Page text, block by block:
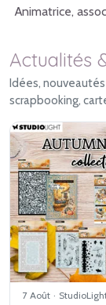
Animatrice,
Actualités
Idées,
scrapbooking,
7 Août ·